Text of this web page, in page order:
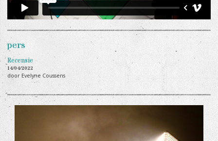
pers
Recensie
14/04/2022
door Evelyne Coussens